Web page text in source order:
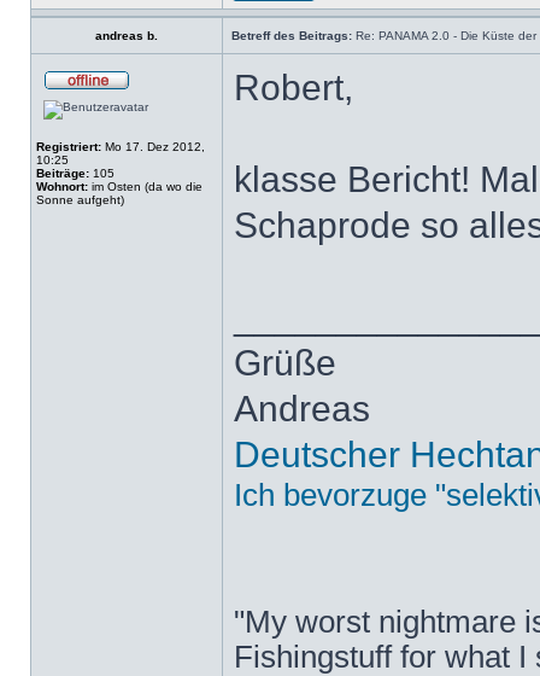
andreas b. Betreff des Beitrags: Re: PANAMA 2.0 - Die Küste
Registriert: Mo 17. Dez 2012,
10:25
Beiträge: 105
Wohnort: im Osten (da wo die
Sonne aufgeht)
Robert,
klasse Bericht!
Schaprode so
Grüße
Andreas
Deutscher
Ich bevorzuge
"My worst nightmare
Fishingstuff for what I